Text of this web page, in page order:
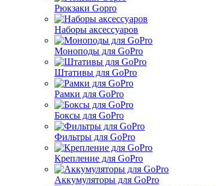
Рюкзаки Gopro
Наборы аксессуаров
Моноподы для GoPro
Штативы для GoPro
Рамки для GoPro
Боксы для GoPro
Фильтры для GoPro
Крепление для GoPro
Аккумуляторы для GoPro